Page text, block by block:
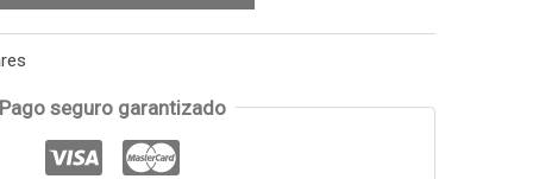
Pago seguro garantizado